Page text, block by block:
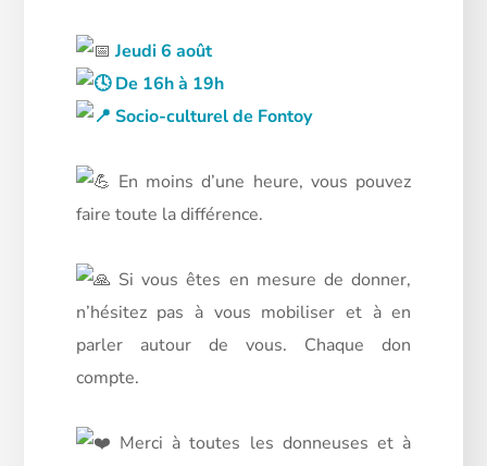
Jeudi 6 août
De 16h à 19h
Socio-culturel de Fontoy
En moins d’une heure, vous pouvez
faire toute la différence.
Si vous êtes en mesure de donner,
n’hésitez pas à vous mobiliser et à en
parler autour de vous. Chaque don
compte.
Merci à toutes les donneuses et à